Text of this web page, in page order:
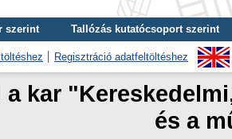
szerint Tallózás kutatócsoport szerint
Regisztráció adatfeltöltéshez
a kar
és a